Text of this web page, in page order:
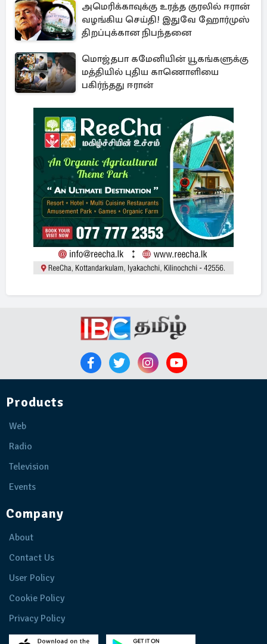
அமெரிக்காவுக்கு உரத்த குரலில் ஈரான்
வழங்கிய செய்தி! இதுவே ஹோர்முஸ்
திறப்புக்கான நிபந்தனை
மொஜ்தபா கமேனியின் யூகங்களுக்கு
மத்தியில் புதிய காணொளியை
பகிர்ந்தது ஈரான்
Products
Web
Radio
Television
Events
Company
About
Contact Us
User Policy
Cookie Policy
Privacy Policy